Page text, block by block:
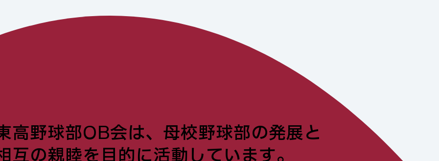
高野球部OB会は、母校野球部の発展と
互の親睦を目的に活動しています。